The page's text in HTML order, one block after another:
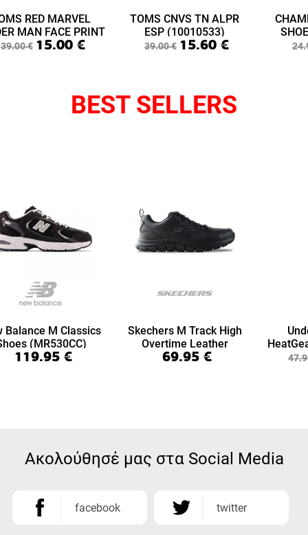
RED MARVEL
MAN FACE PRINT
LIME LAYETTE
39.00€ 15.00 €
TOMS CNVS TN ALPR
ESP (10010533)
39.00€ 15.60 €
BEST SELLERS
Balance M Classics
(MR530CC)
119.95 €
Skechers M Track High
Overtime Leather
(999894-BBK)
69.95 €
7/8
Ακολούθησέ μας στα Social Media
facebook twitter